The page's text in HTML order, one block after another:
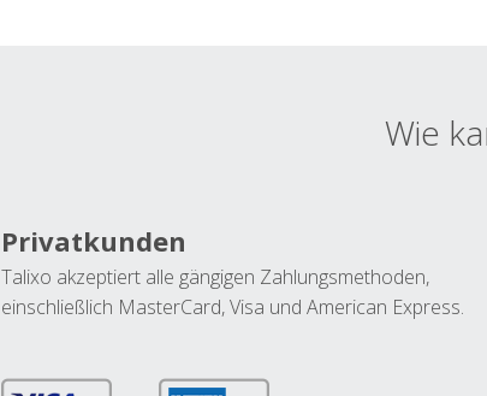
Wie
Privatkunden
Talixo akzeptiert alle gängigen Zahlungsmethoden,
einschließlich MasterCard, Visa und American Express.